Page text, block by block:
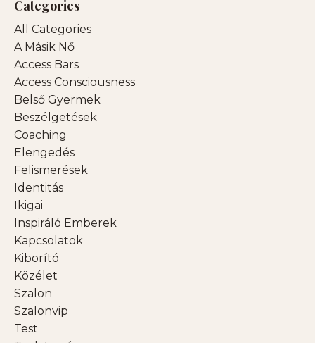
Categories
All Categories
A Másik Nő
Access Bars
Access Consciousness
Belső Gyermek
Beszélgetések
Coaching
Elengedés
Felismerések
Identitás
Ikigai
Inspiráló Emberek
Kapcsolatok
Kiborító
Közélet
Szalon
Szalonvip
Test